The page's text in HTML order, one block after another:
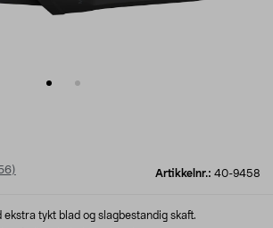
Artikkelnr.: 40-9458
)
ekstra tykt blad og slagbestandig skaft.